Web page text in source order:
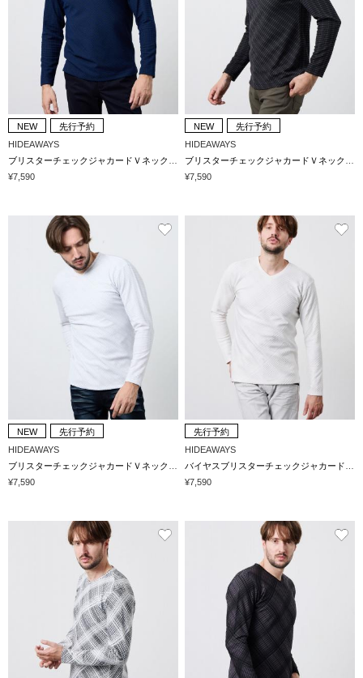
NEW
先行予約
HIDEAWAYS
¥7,590
NEW
先行予約
HIDEAWAYS
¥7,590
NEW
先行予約
HIDEAWAYS
¥7,590
先行予約
HIDEAWAYS
¥7,590